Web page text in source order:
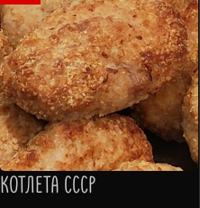
КОТЛЕТА СССР